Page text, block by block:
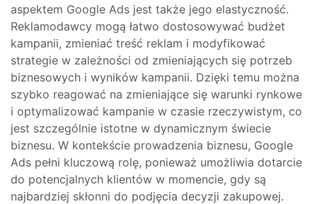
aspektem Google Ads jest także jego elastyczność.
Reklamodawcy mogą łatwo dostosowywać budżet
kampanii, zmieniać treść reklam i modyfikować
strategie w zależności od zmieniających się potrzeb
biznesowych i wyników kampanii. Dzięki temu można
szybko reagować na zmieniające się warunki rynkowe
i optymalizować kampanie w czasie rzeczywistym, co
jest szczególnie istotne w dynamicznym świecie
biznesu. W kontekście prowadzenia biznesu, Google
Ads pełni kluczową rolę, ponieważ umożliwia dotarcie
do potencjalnych klientów w momencie, gdy są
najbardziej skłonni do podjęcia decyzji zakupowej.